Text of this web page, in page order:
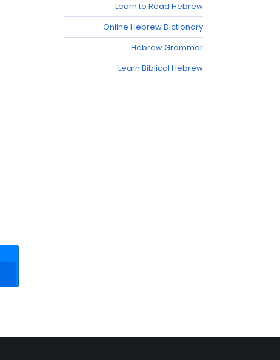
Learn to Read Hebrew
Online Hebrew Dictionary
Hebrew Grammar
Learn Biblical Hebrew